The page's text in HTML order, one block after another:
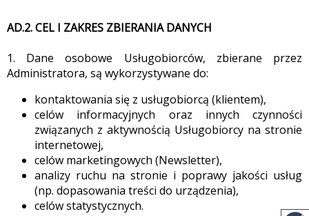
AD.2. CEL I ZAKRES ZBIERANIA DANYCH
1. Dane osobowe Usługobiorców, zbierane przez
Administratora, są wykorzystywane do:
kontaktowania się z usługobiorcą (klientem),
celów informacyjnych oraz innych czynności
związanych z aktywnością Usługobiorcy na stronie
internetowej,
celów marketingowych (Newsletter),
analizy ruchu na stronie i poprawy jakości usług
(np. dopasowania treści do urządzenia),
celów statystycznych.